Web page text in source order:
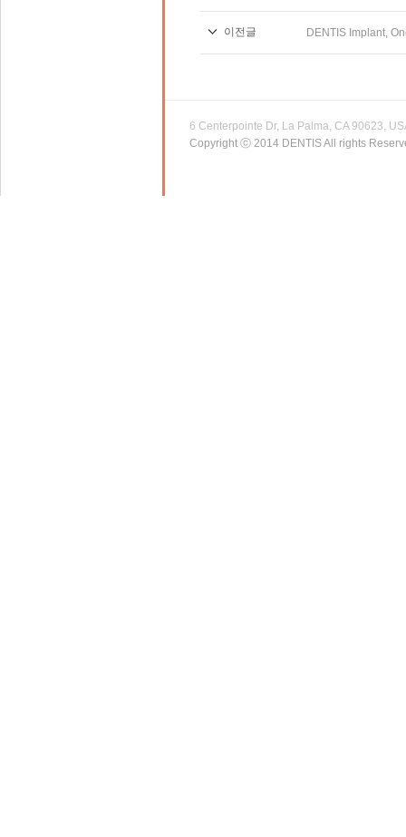
이전글 DENTIS Implant,
6 Centerpointe Dr, La Palma, CA 90623,
Copyright ⓒ 2014 DENTIS All rights